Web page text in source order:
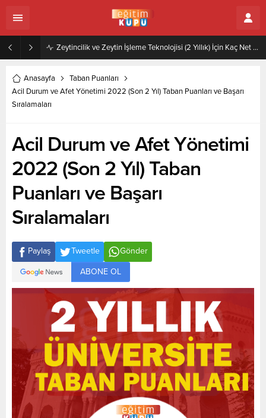
Zeytincilik ve Zeytin İşleme Teknolojisi (2 Yıllık) İçin Kaç Net Gerekir 2022
Anasayfa
Taban Puanları
Acil Durum ve Afet Yönetimi 2022 (Son 2 Yıl) Taban Puanları ve Başarı
Sıralamaları
Acil Durum ve Afet Yönetimi
2022 (Son 2 Yıl) Taban
Puanları ve Başarı
Sıralamaları
Paylaş Tweetle Gönder
ABONE OL